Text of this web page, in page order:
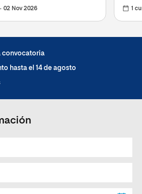
02 Nov 2026 1
convocatoria
hasta el 14 de agosto